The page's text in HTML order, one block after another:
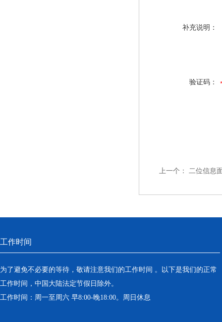
补充说明：
验证码：
上一个： 二位信息
工作时间
为了避免不必要的等待，敬请注意我们的工作时间 。以下是我们的正常
工作时间，中国大陆法定节假日除外。
工作时间：周一至周六 早8:00-晚18:00。周日休息